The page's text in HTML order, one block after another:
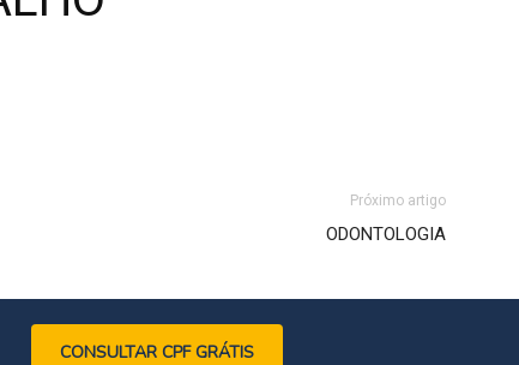
Próximo artigo
ODONTOLOGIA
CONSULTAR CPF GRÁTIS